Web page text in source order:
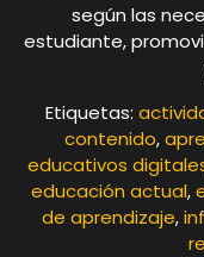
según las
estudiante,
Etiquetas:
contenido,
educativos
educación actual,
de aprendizaje,